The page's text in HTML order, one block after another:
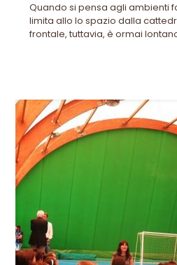
Quando si pensa agli ambienti
limita allo lo spazio dalla
frontale, tuttavia, è ormai